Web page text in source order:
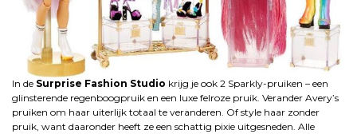
In de Surprise Fashion Studio krijg je ook 2 Sparkly-pruiken – een
glinsterende regenboogpruik en een luxe felroze pruik. Verander Avery’s
pruiken om haar uiterlijk totaal te veranderen. Of style haar zonder
pruik, want daaronder heeft ze een schattig pixie uitgesneden. Alle